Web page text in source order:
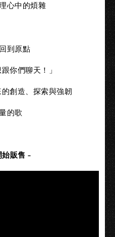
心中的煩雜
到原點
你們聊天！」
創造、探索與強韌
的歌
販售 –